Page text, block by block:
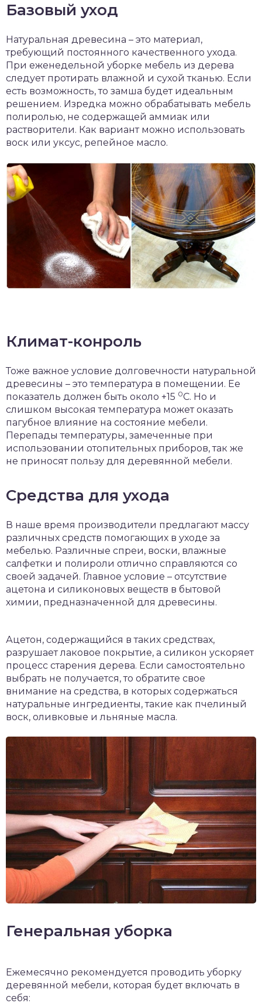
Базовый уход
Натуральная древесина – это материал,
требующий постоянного качественного ухода.
При еженедельной уборке мебель из дерева
следует протирать влажной и сухой тканью. Если
есть возможность, то замша будет идеальным
решением. Изредка можно обрабатывать мебель
полиролью, не содержащей аммиак или
растворители. Как вариант можно использовать
воск или уксус, репейное масло.
Климат-конроль
Тоже важное условие долговечности натуральной
древесины – это температура в помещении. Ее
показатель должен быть около +15 0С. Но и
слишком высокая температура может оказать
пагубное влияние на состояние мебели.
Перепады температуры, замеченные при
использовании отопительных приборов, так же
не приносят пользу для деревянной мебели.
Средства для ухода
В наше время производители предлагают массу
различных средств помогающих в уходе за
мебелью. Различные спреи, воски, влажные
салфетки и полироли отлично справляются со
своей задачей. Главное условие – отсутствие
ацетона и силиконовых веществ в бытовой
химии, предназначенной для древесины.
Ацетон, содержащийся в таких средствах,
разрушает лаковое покрытие, а силикон ускоряет
процесс старения дерева. Если самостоятельно
выбрать не получается, то обратите свое
внимание на средства, в которых содержаться
натуральные ингредиенты, такие как пчелиный
воск, оливковые и льняные масла.
Генеральная уборка
Ежемесячно рекомендуется проводить уборку
деревянной мебели, которая будет включать в
себя: